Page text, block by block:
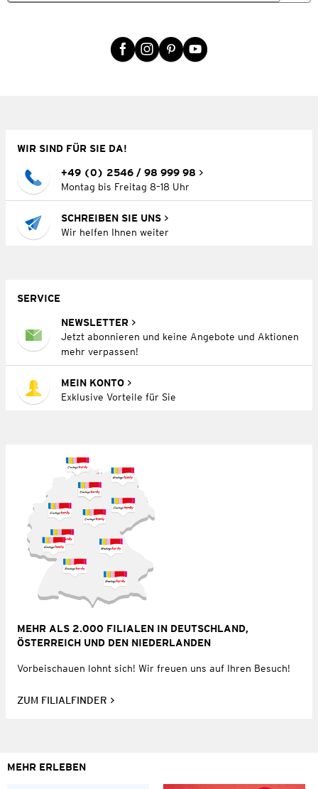
WIR SIND FÜR SIE DA!
+49 (0) 2546 / 98 999 98
Montag bis Freitag 8–18 Uhr
SCHREIBEN SIE UNS
Wir helfen Ihnen weiter
SERVICE
NEWSLETTER
Jetzt abonnieren und keine Angebote und Aktionen
mehr verpassen!
MEIN KONTO
Exklusive Vorteile für Sie
MEHR ALS 2.000 FILIALEN IN DEUTSCHLAND,
ÖSTERREICH UND DEN NIEDERLANDEN
Vorbeischauen lohnt sich! Wir freuen uns auf Ihren Besuch!
ZUM FILIALFINDER
MEHR ERLEBEN